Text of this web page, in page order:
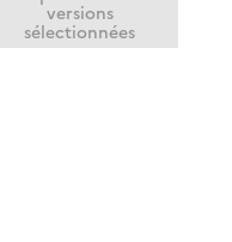
versions
sélectionnées